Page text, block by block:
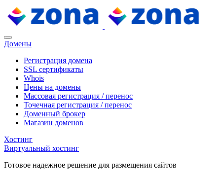
Домены
Регистрация домена
SSL сертификаты
Whois
Цены на домены
Массовая регистрация / перенос
Точечная регистрация / перенос
Доменный брокер
Магазин доменов
Хостинг
Виртуальный хостинг
Готовое надежное решение для размещения сайтов